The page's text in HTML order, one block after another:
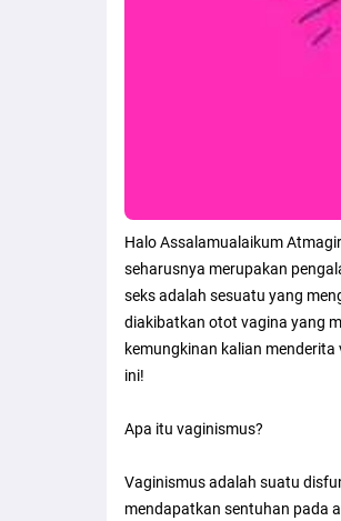
Halo Assalamualaikum
seharusnya merupakan
seks adalah sesuatu yang
diakibatkan otot vagina yang
kemungkinan kalian
ini!
Apa itu vaginismus?
Vaginismus adalah suatu
mendapatkan sentuhan pada